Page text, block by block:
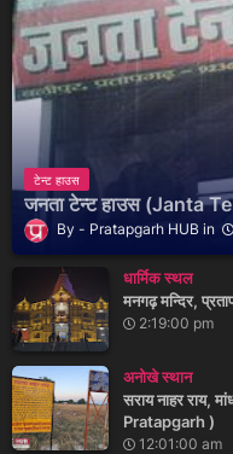
टेन्ट हाउस
जनता टेन्ट हाउस (Janta
Pratapgarh HUB
धार्मिक स्थल
मनगढ़ मन्दिर,
2:19:00 pm
अनोखे स्थान
सराय नाहर राय,
Pratapgarh )
12:01:00 am